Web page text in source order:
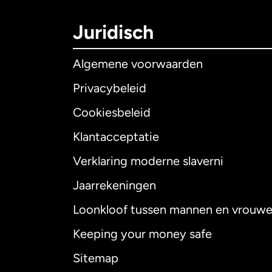
Juridisch
Algemene voorwaarden
Privacybeleid
Cookiesbeleid
Klantacceptatie
Verklaring moderne slaverni
Jaarrekeningen
Loonkloof tussen mannen en
Keeping your money safe
Sitemap
Australië